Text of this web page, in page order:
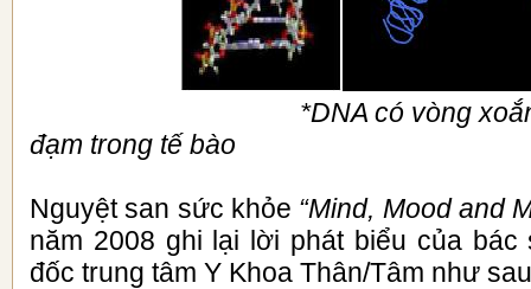
*DNA có vòng
đạm trong tế bào
Nguyệt san sức khỏe “Mind, Mood and
năm 2008 ghi lại lời phát biểu của bác
đốc trung tâm Y Khoa Thân/Tâm như